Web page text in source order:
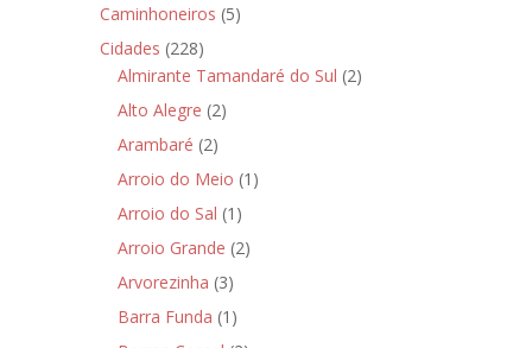
Caminhoneiros (5)
Cidades (228)
Almirante Tamandaré do Sul (2)
Alto Alegre (2)
Arambaré (2)
Arroio do Meio (1)
Arroio do Sal (1)
Arroio Grande (2)
Arvorezinha (3)
Barra Funda (1)